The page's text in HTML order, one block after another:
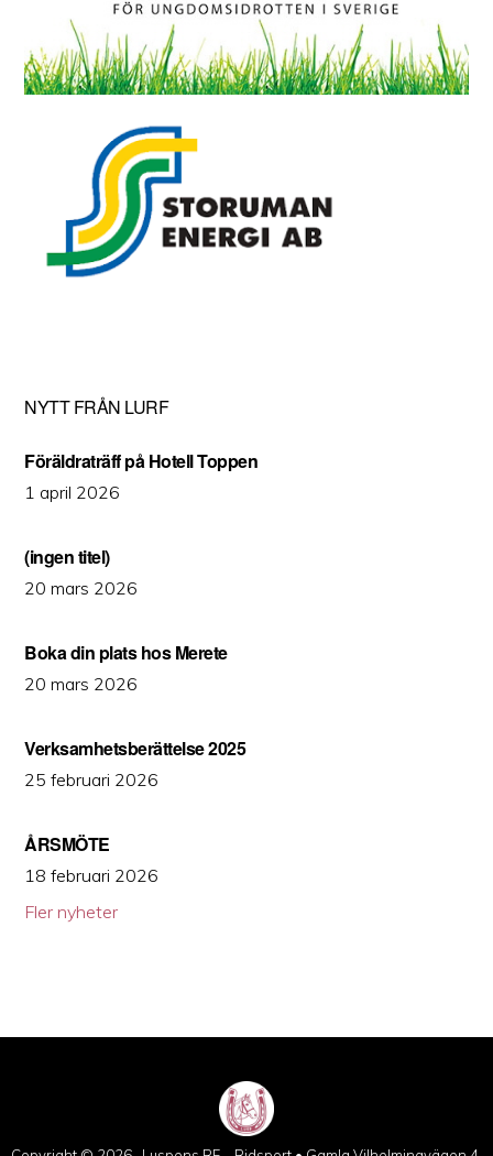
NYTT FRÅN LURF
Föräldraträff på Hotell Toppen
1 april 2026
(ingen titel)
20 mars 2026
Boka din plats hos Merete
20 mars 2026
Verksamhetsberättelse 2025
25 februari 2026
ÅRSMÖTE
18 februari 2026
Fler nyheter